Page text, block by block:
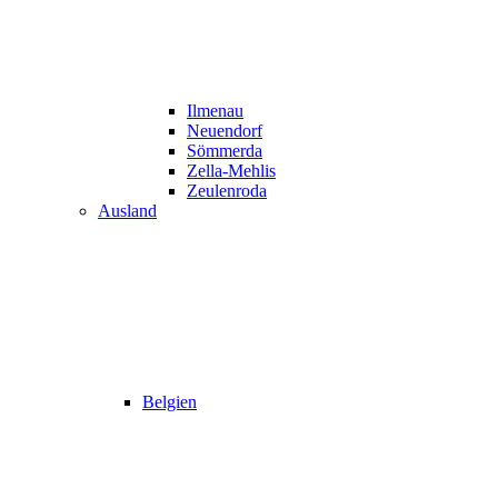
Ilmenau
Neuendorf
Sömmerda
Zella-Mehlis
Zeulenroda
Ausland
Belgien